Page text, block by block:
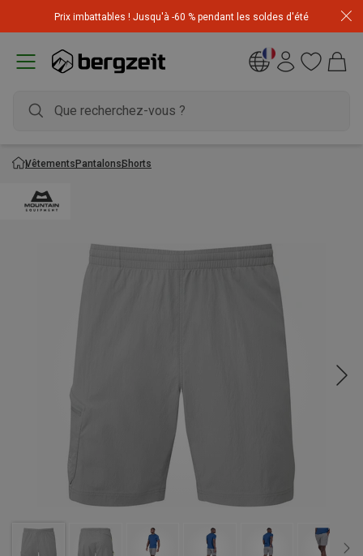
Prix imbattables ! Jusqu'à -60 % pendant les soldes d'été
l'article le moins cher! Code
VêtementsPantalonsShorts